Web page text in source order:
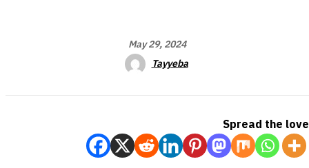
May 29, 2024
Tayyeba
Spread the love